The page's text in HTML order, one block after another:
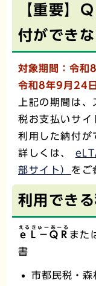
【重要】
付ができ
対象期間：令
令和8年9月24
上記の期間は
税お支払いサイ
利用した納付が
詳しくは、
部サイト） をご
利用でき
ｅＬ－ＱＲ
えるきゅーあーる
また
書
市都民税・森